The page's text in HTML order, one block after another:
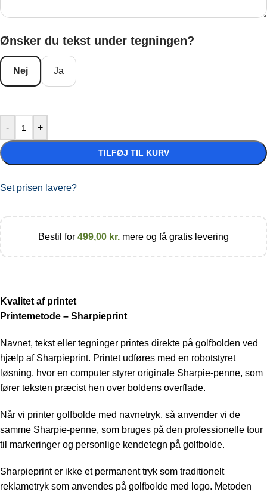
Ønsker du tekst under tegningen?
Nej Ja
- +
TILFØJ TIL KURV
Set prisen lavere?
Bestil for 499,00 kr. mere og få gratis levering
Kvalitet af printet
Printemetode – Sharpieprint
Navnet, tekst eller tegninger printes direkte på golfbolden ved
hjælp af Sharpieprint. Printet udføres med en robotstyret
løsning, hvor en computer styrer originale Sharpie-penne, som
fører teksten præcist hen over boldens overflade.
Når vi printer golfbolde med navnetryk, så anvender vi de
samme Sharpie-penne, som bruges på den professionelle tour
til markeringer og personlige kendetegn på golfbolde.
Sharpieprint er ikke et permanent tryk som traditionelt
reklametryk som anvendes på golfbolde med logo. Metoden